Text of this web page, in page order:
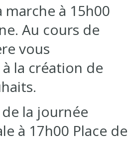
marche à 15h00
Au cours de
vous
la création de
la journée
à 17h00 Place de